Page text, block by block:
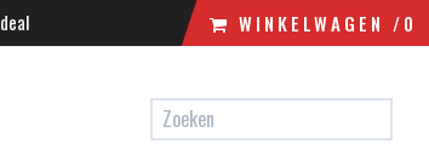
WINKELWAGEN /0
WINKELWAGEN